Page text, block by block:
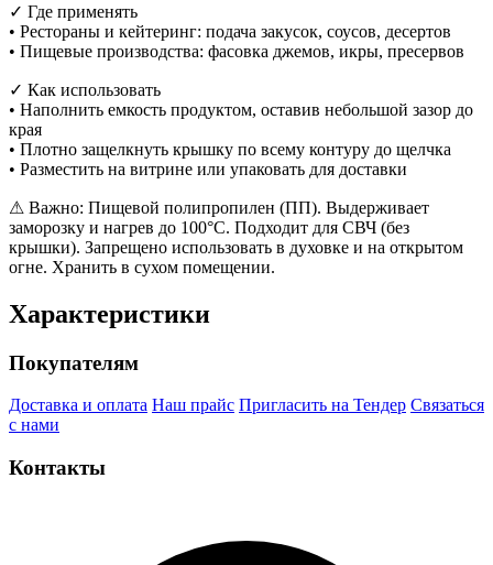
✓ Где применять
• Рестораны и кейтеринг: подача закусок, соусов, десертов
• Пищевые производства: фасовка джемов, икры, пресервов
✓ Как использовать
• Наполнить емкость продуктом, оставив небольшой зазор до
края
• Плотно защелкнуть крышку по всему контуру до щелчка
• Разместить на витрине или упаковать для доставки
⚠ Важно: Пищевой полипропилен (ПП). Выдерживает
заморозку и нагрев до 100°С. Подходит для СВЧ (без
крышки). Запрещено использовать в духовке и на открытом
огне. Хранить в сухом помещении.
Характеристики
Покупателям
Доставка и оплата Наш прайс Пригласить на Тендер Связаться
с нами
Контакты